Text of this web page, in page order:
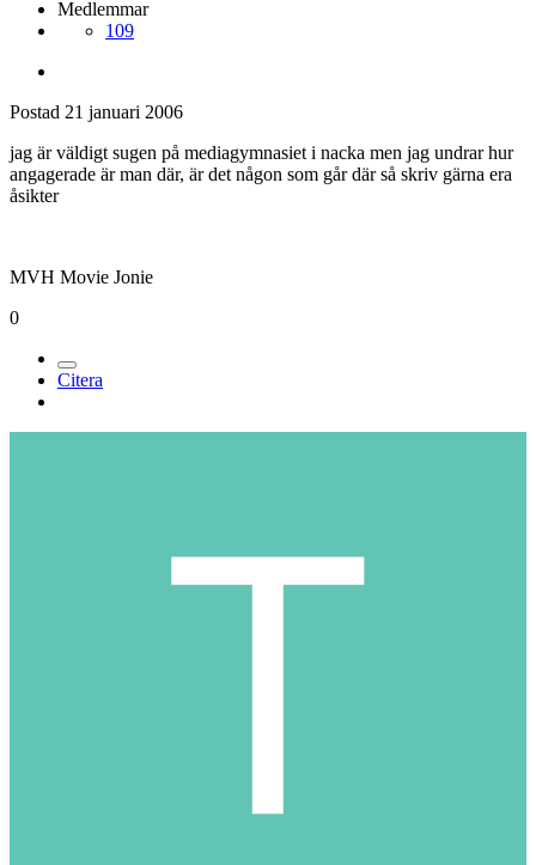
Medlemmar
109
Postad 21 januari 2006
jag är väldigt sugen på mediagymnasiet i nacka men jag undrar hur
angagerade är man där, är det någon som går där så skriv gärna era
åsikter
MVH Movie Jonie
0
Citera